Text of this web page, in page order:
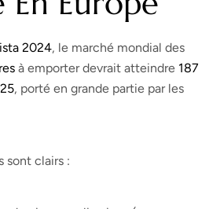
2024, le marché mondial des
à emporter devrait atteindre 187
, porté en grande partie par les
sont clairs :